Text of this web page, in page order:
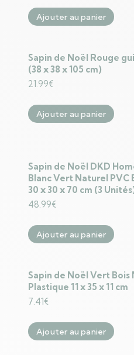
Ajouter au panier
Sapin de Noël Rouge
(38 x 38 x 105 cm)
21.99€
Ajouter au panier
Sapin de Noël DKD
Blanc Vert Naturel PVC
30 x 30 x 70 cm (3
48.99€
Ajouter au panier
Sapin de Noël Vert Bois
Plastique 11 x 35 x 11 cm
7.41€
Ajouter au panier